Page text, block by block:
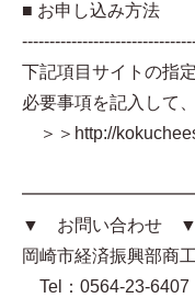
■ お申し込み方法
下記項目サイトの指
必要事項を記入して
＞＞http://
▼ お問い合わせ
岡崎市経済振興部商
Tel：0564-23-